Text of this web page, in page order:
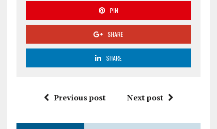
PIN
SHARE
SHARE
Previous post Next post